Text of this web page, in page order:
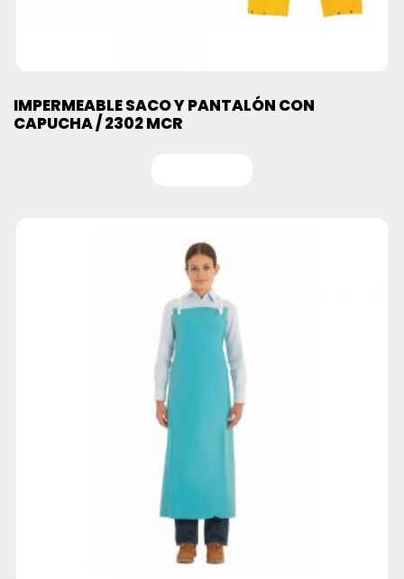
IMPERMEABLE SACO Y PANTALÓN CON
CAPUCHA / 2302 MCR